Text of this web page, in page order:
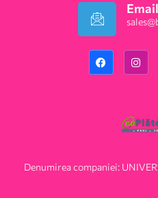
Email
Denumirea companiei: